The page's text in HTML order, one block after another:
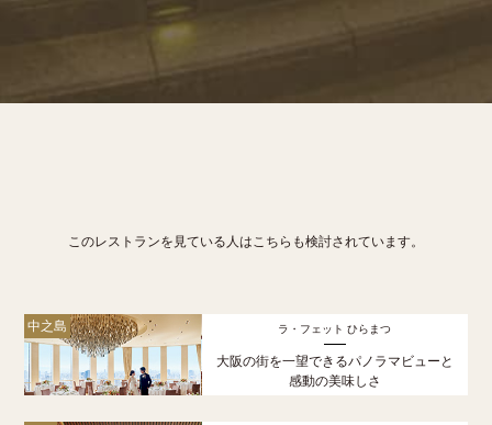
このレストランを見ている人はこちらも検討されています。
中之島 ラ・フェット ひらまつ
大阪の街を一望できるパノラマビューと
感動の美味しさ